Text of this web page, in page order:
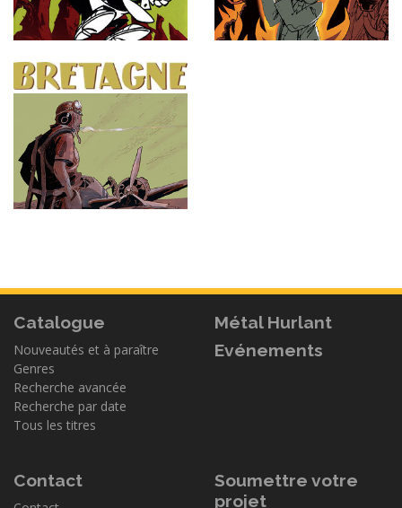
Catalogue
Nouveautés et à paraître
Genres
Recherche avancée
Recherche par date
Tous les titres
Métal Hurlant
Evénements
Contact
Soumettre votre
projet